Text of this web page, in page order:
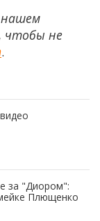
чтобы не
.
за "Диором":
Плющенко